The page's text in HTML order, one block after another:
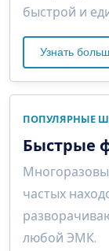
быстрой и
Узнать
ПОПУЛЯРНЫЕ
Быстрые
частых
любой ЭМК.